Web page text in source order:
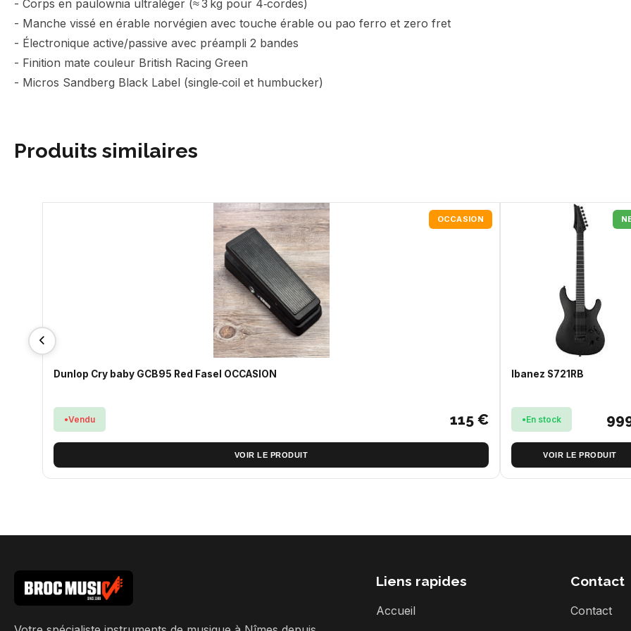
- Corps en paulownia ultraléger (≈ 3 kg pour 4‑cordes)
- Manche vissé en érable norvégien avec touche érable ou pao ferro et zero fret
- Électronique active/passive avec préampli 2 bandes
- Finition mate couleur British Racing Green
- Micros Sandberg Black Label (single‑coil et humbucker)
Produits similaires
OCCASION
Dunlop Cry baby GCB95 Red Fasel OCCASION
Vendu 115 €
VOIR LE PRODUIT
Ibanez S721RB
En stock
VOIR LE PRODUIT
Liens rapides
Accueil
Contact
Contact